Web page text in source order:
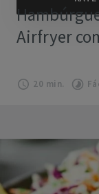
Airfryer
20 min.